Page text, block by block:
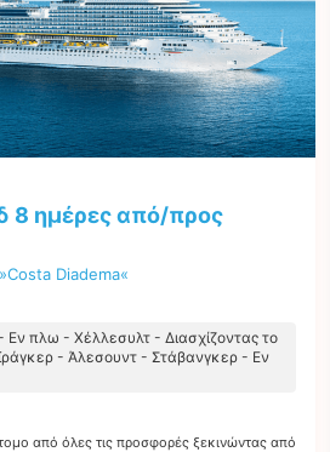
8 ημέρες από/προς
Diadema«
Εν πλω - Χέλλεσυλτ - Διασχίζοντας το
- Άλεσουντ - Στάβανγκερ - Εν
από όλες τις προσφορές ξεκινώντας από